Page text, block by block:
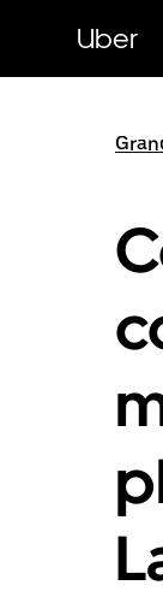
principal
Uber